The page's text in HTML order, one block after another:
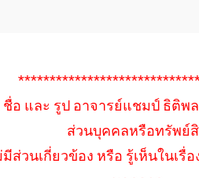
และ รูป อาจารย์แชมป์ ธิติพ
ส่วนบุคคลหรือทรัพย์
วนเกี่ยวข้อง หรือ รู้เห็นในเ